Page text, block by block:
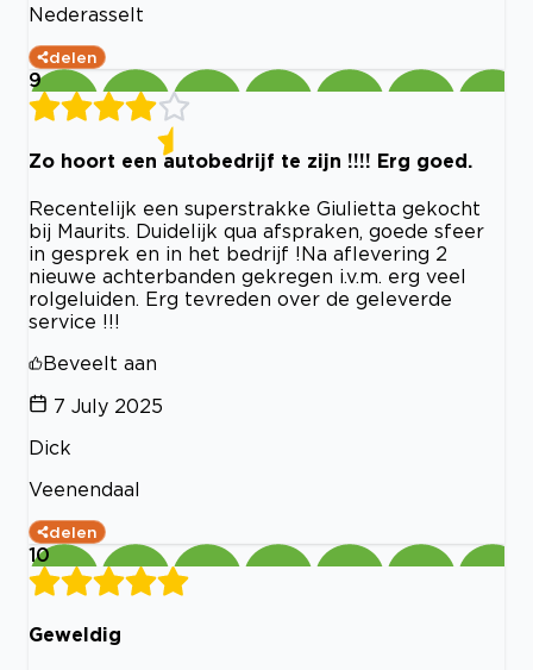
Nederasselt
delen
9
Zo hoort een autobedrijf te zijn !!!! Erg goed.
Recentelijk een superstrakke Giulietta gekocht
bij Maurits. Duidelijk qua afspraken, goede sfeer
in gesprek en in het bedrijf !Na aflevering 2
nieuwe achterbanden gekregen i.v.m. erg veel
rolgeluiden. Erg tevreden over de geleverde
service !!!
Beveelt aan
7 July 2025
Dick
Veenendaal
delen
10
Geweldig